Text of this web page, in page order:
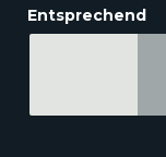
Entsprechend